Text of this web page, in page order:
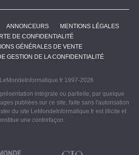
ANNONCEURS
MENTIONS LÉGALES
DE CONFIDENTIALITÉ
GÉNÉRALES DE VENTE
GESTION DE LA CONFIDENTIALITÉ
1997-2026
intégrale ou partielle, par quelque
publiées sur ce site, faite sans l'autorisation
du site LeMondeInformatique.fr est illicite et
une contrefaçon.